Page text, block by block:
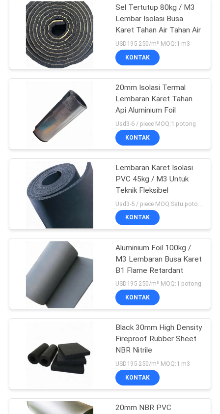
Papan Isolasi Suara
Tabung Isolasi Karet
Nitril
Busa Barbel Pad
23
Pegangan
Pegangan Karet
Busa
Sel Tertutup 80kg / M3
Lembar Isolasi Busa
Karet Tahan Air Tahan Air
USD195-250/m³ MOQ:1 m3
KONTAK
20mm Isolasi Termal
Lembaran Karet Tahan
Api Aluminium Foil
Usd3-6 / piece MOQ:1 potong
KONTAK
Lembaran Karet Isolasi
PVC 45kg / M3 Untuk
Teknik Fleksibel
KONTAK
Aluminium Foil 100kg /
M3 Lembaran Busa Karet
B1 Flame Retardant
USD195-250/m³ MOQ:1 potong
KONTAK
Black 30mm High Density
Fireproof Rubber Sheet
NBR Nitrile
USD195-250/m³ MOQ:1 m3
KONTAK
20mm NBR PVC